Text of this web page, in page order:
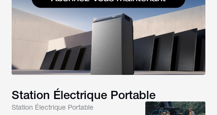
Station Électrique Portable
Station Électrique Portable